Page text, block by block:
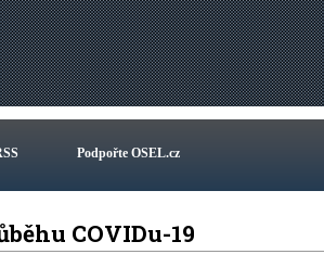
Podpořte OSEL.cz
COVIDu-19